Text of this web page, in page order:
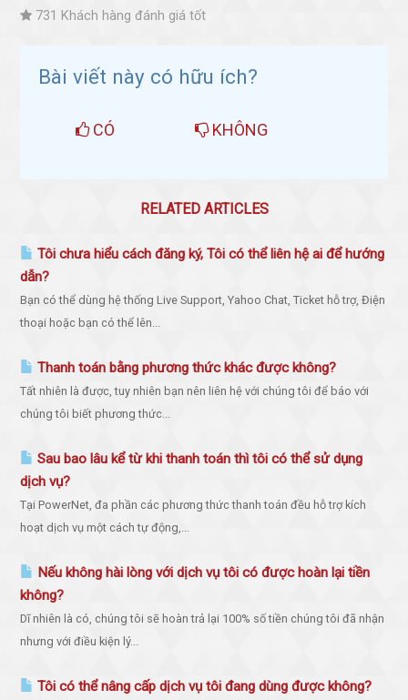
731 Khách hàng đánh giá tốt
Bài viết này có hữu ích?
CÓ KHÔNG
RELATED ARTICLES
Tôi chưa hiểu cách đăng ký, Tôi có thể liên hệ ai để hướng
dẫn?
Bạn có thể dùng hệ thống Live Support, Yahoo Chat, Ticket hỗ trợ, Điện
thoại hoặc bạn có thể lên...
Thanh toán bằng phương thức khác được không?
Tất nhiên là được, tuy nhiên bạn nên liên hệ với chúng tôi để báo với
chúng tôi biết phương thức...
Sau bao lâu kể từ khi thanh toán thì tôi có thể sử dụng
dịch vụ?
Tại PowerNet, đa phần các phương thức thanh toán đều hỗ trợ kích
hoạt dịch vụ một cách tự động,...
Nếu không hài lòng với dịch vụ tôi có được hoàn lại tiền
không?
Dĩ nhiên là có, chúng tôi sẽ hoàn trả lại 100% số tiền chúng tôi đã nhận
nhưng với điều kiện lý...
Tôi có thể nâng cấp dịch vụ tôi đang dùng được không?